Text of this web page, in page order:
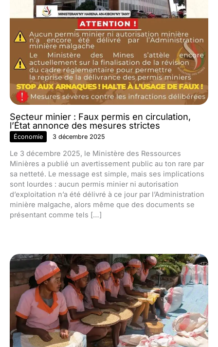
Secteur minier : Faux permis en circulation,
l’État annonce des mesures strictes
Économie 3 décembre 2025
Le 3 décembre 2025, le Ministère des Ressources
Minières a publié un avertissement public au ton rare par
sa netteté. Le message est simple, mais ses implications
sont lourdes : aucun permis minier ni autorisation
d’exploitation n’a été délivré à ce jour par l’Administration
minière malgache, alors même que des documents se
présentant comme tels […]